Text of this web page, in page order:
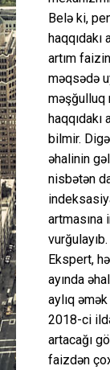
Belə ki,
artım
məqsədə
məşğulluq
haqqıdakı
bilmir.
əhalinin
nisbətən
artmasına
vurğulayıb.
Ekspert,
ayında
aylıq
2018-ci
artacağı
faizdən